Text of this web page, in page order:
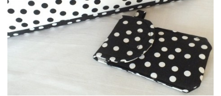
jk-laguna@seznam.cz